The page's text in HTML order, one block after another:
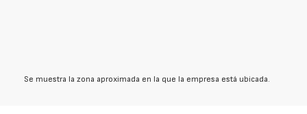
Se muestra la zona aproximada en la que la empresa está ubicada.